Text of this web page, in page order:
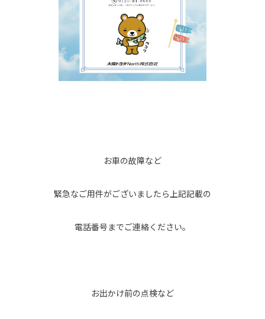
お車の故障など
緊急なご用件がございましたら上記記載の
電話番号までご連絡ください。
お出かけ前の点検など